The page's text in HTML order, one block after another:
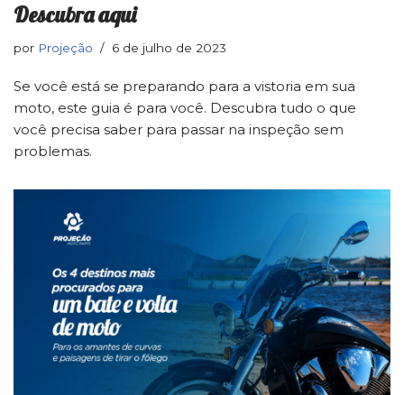
Descubra aqui
por Projeção 6 de julho de 2023
Se você está se preparando para a vistoria em sua
moto, este guia é para você. Descubra tudo o que
você precisa saber para passar na inspeção sem
problemas.